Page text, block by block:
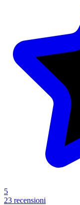
5
23 recensioni